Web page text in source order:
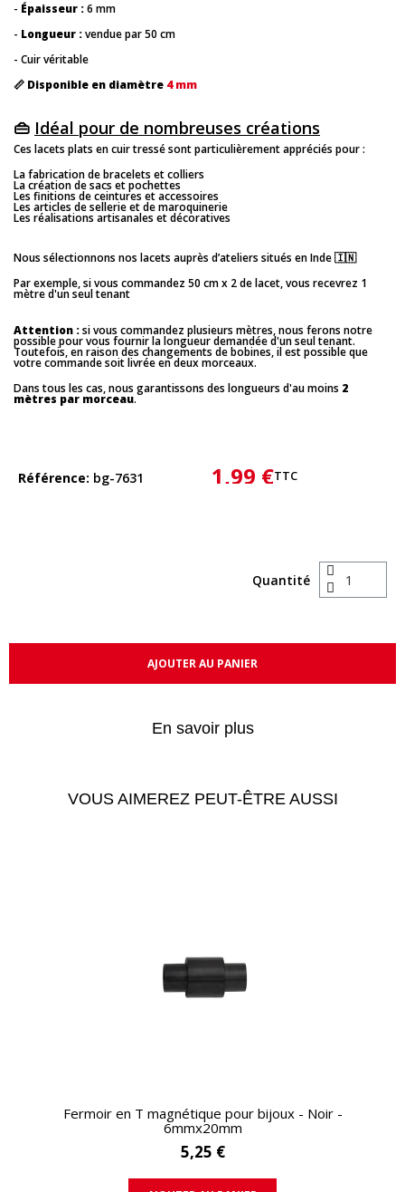
- Épaisseur :6 mm
- Longueur :vendue par 50 cm
- Cuir véritable
📏 Disponible en diamètre 4 mm
👜 Idéal pour de nombreuses créations
Ces lacets plats en cuir tressé sont particulièrement appréciés pour :
La fabrication de bracelets et colliers
La création de sacs et pochettes
Les finitions de ceintures et accessoires
Les articles de sellerie et de maroquinerie
Les réalisations artisanales et décoratives
Nous sélectionnons nos lacets auprès d’ateliers situés en Inde 🇮🇳
Par exemple, si vous commandez 50 cm x 2 de lacet, vous recevrez 1
mètre d'un seul tenant
Attention :si vous commandez plusieurs mètres, nous ferons notre
possible pour vous fournir la longueur demandée d'un seul tenant.
Toutefois, en raison des changements de bobines, il est possible que
votre commande soit livrée en deux morceaux.
Dans tous les cas, nous garantissons des longueurs d'au moins 2
mètres par morceau.
Référence bg-7631 1,99 €TTC
Quantité
AJOUTER AU PANIER
En savoir plus
VOUS AIMEREZ PEUT-ÊTRE AUSSI
APERÇU RAPIDE
Fermoir en T magnétique pour bijoux - Noir -
6mmx20mm
5,25 €